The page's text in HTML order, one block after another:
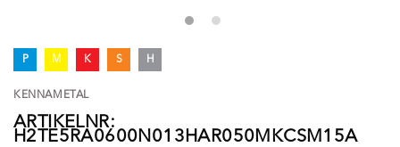
P M K S H
KENNAMETAL
ARTIKELNR:
H2TE5RA0600N013HAR050MKCSM15A